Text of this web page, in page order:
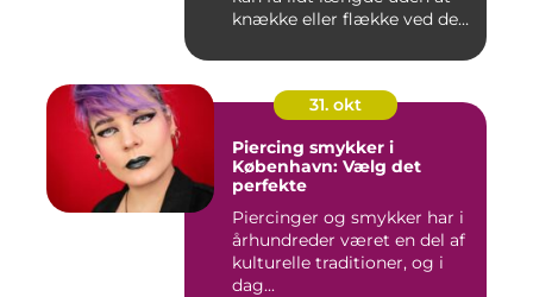
knække eller flække ved den
31. okt
Piercing smykker i
København: Vælg det
perfekte
Piercinger og smykker har i
århundreder været en del af
kulturelle traditioner, og i
dag...